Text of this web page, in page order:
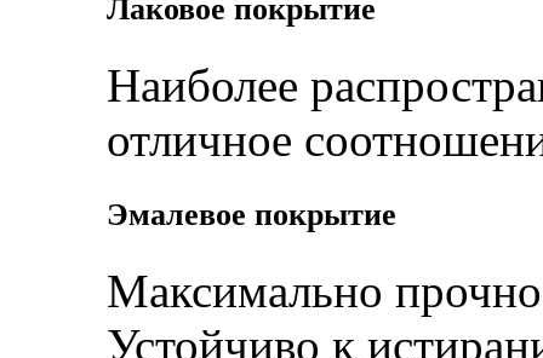
Лаковое покрытие
Наиболее
отличное
Эмалевое покрытие
Максимально
Устойчиво к